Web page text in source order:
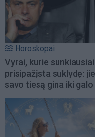
Horoskopai
Vyrai, kurie sunkiausiai
prisipažįsta suklydę: jie
savo tiesą gina iki galo